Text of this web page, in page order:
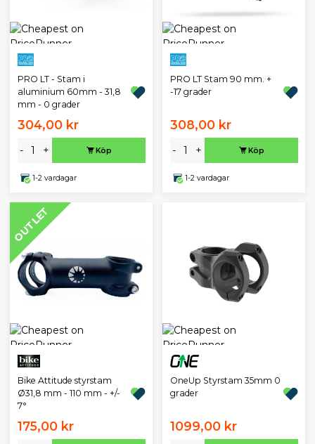
PRO LT - Stam i
aluminium 60mm - 31,8
mm - 0 grader
304,00 kr
- + Köp
1-2 vardagar
PRO LT Stam 90 mm. +
-17 grader
308,00 kr
- + Köp
1-2 vardagar
OUTLET
Bike Attitude styrstam
Ø31,8 mm - 110 mm - +/-
7°
175,00 kr
OneUp Styrstam 35mm 0
grader
1099,00 kr